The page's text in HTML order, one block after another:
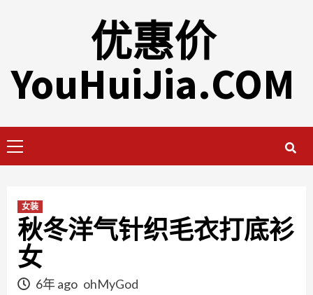
优惠价
YouHuiJia.COM
Menu
女装
秋冬洋气针织毛衣打底衫
女
6年 ago ohMyGod